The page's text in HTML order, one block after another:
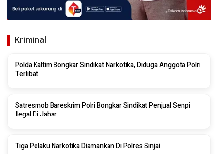
Kriminal
Polda Kaltim Bongkar Sindikat Narkotika, Diduga Anggota Polri
Terlibat
Satresmob Bareskrim Polri Bongkar Sindikat Penjual Senpi
Ilegal Di Jabar
Tiga Pelaku Narkotika Diamankan Di Polres Sinjai